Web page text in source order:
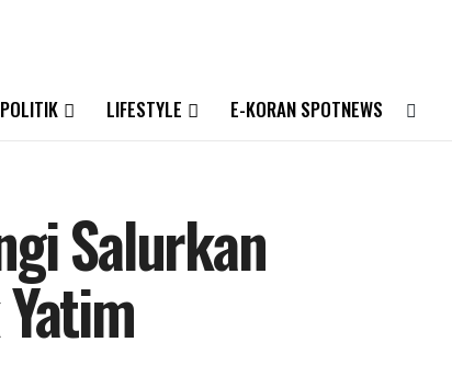
LIFESTYLE E-KORAN SPOTNEWS
Salurkan